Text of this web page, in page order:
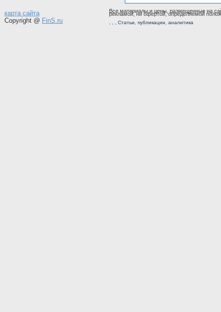
карта сайта
Copyright @ FinS.ru
Все материалы и цены, размещенные на
рекламой, ни офертой, определяемой
Статьи публикации аналитика